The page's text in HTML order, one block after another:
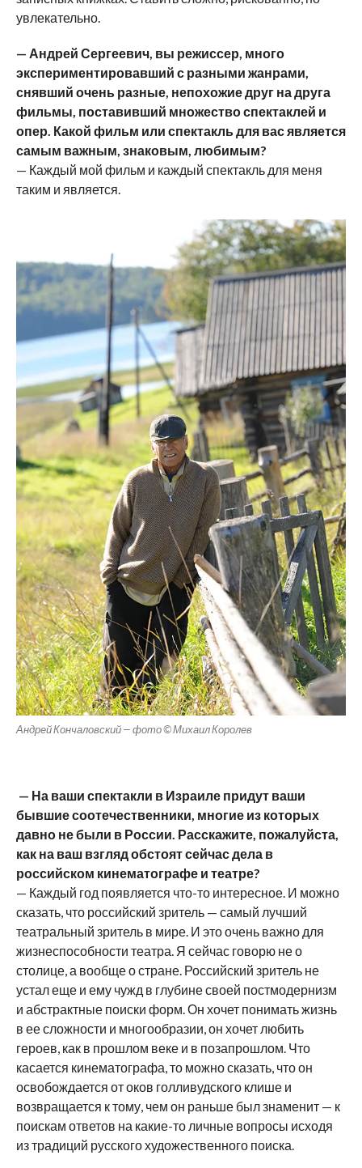
увлекательно.
— Андрей Сергеевич, вы режиссер, много
экспериментировавший с разными жанрами,
снявший очень разные, непохожие друг на друга
фильмы, поставивший множество спектаклей и
опер. Какой фильм или спектакль для вас является
самым важным, знаковым, любимым?
— Каждый мой фильм и каждый спектакль для меня
таким и является.
Андрей Кончаловский — фото © Михаил Королев
— На ваши спектакли в Израиле придут ваши
бывшие соотечественники, многие из которых
давно не были в России. Расскажите, пожалуйста,
как на ваш взгляд обстоят сейчас дела в
российском кинематографе и театре?
— Каждый год появляется что-то интересное. И можно
сказать, что российский зритель — самый лучший
театральный зритель в мире. И это очень важно для
жизнеспособности театра. Я сейчас говорю не о
столице, а вообще о стране. Российский зритель не
устал еще и ему чужд в глубине своей постмодернизм
и абстрактные поиски форм. Он хочет понимать жизнь
в ее сложности и многообразии, он хочет любить
героев, как в прошлом веке и в позапрошлом. Что
касается кинематографа, то можно сказать, что он
освобождается от оков голливудского клише и
возвращается к тому, чем он раньше был знаменит — к
поискам ответов на какие-то личные вопросы исходя
из традиций русского художественного поиска.